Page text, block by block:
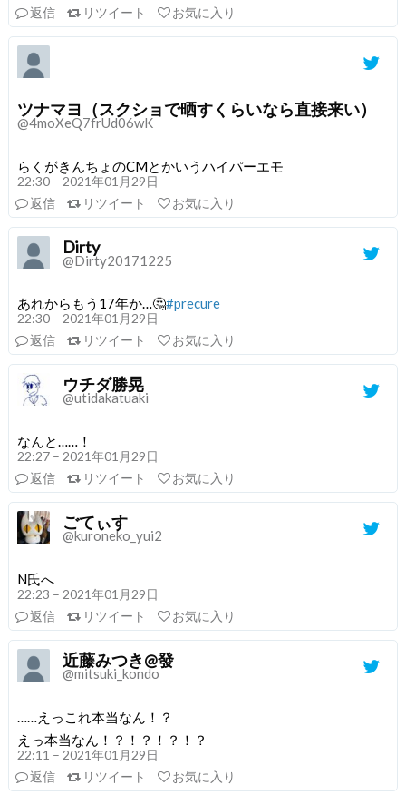
返信
リツイート お気に入り
ツナマヨ（スクショで晒すくらいなら直接来い）
@4moXeQ7frUd06wK
らくがきんちょのCMとかいうハイパーエモ
22:30 – 2021年01月29日
返信
リツイート お気に入り
Dirty
@Dirty20171225
あれからもう17年か…🤔#precure
22:30 – 2021年01月29日
返信
リツイート お気に入り
ウチダ勝晃
@utidakatuaki
なんと……！
22:27 – 2021年01月29日
返信
リツイート お気に入り
ごてぃす
@kuroneko_yui2
N氏へ
22:23 – 2021年01月29日
返信
リツイート お気に入り
近藤みつき@發
@mitsuki_kondo
……えっこれ本当なん！？
えっ本当なん！？！？！？！？
22:11 – 2021年01月29日
返信
リツイート お気に入り